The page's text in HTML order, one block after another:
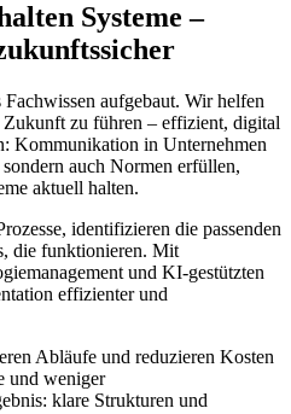
Systeme –
aufgebaut. Wir helfen
zu führen – effizient, digital
Kommunikation in Unternehmen
auch Normen erfüllen,
aktuell halten.
identifizieren die passenden
die funktionieren. Mit
und KI-gestützten
effizienter und
Abläufe und reduzieren Kosten
und weniger
klare Strukturen und